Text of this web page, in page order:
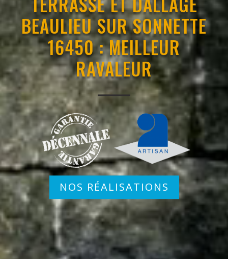
BEAULIEU SUR SONNETTE
16450 : MEILLEUR
RAVALEUR
NOS RÉALISATIONS